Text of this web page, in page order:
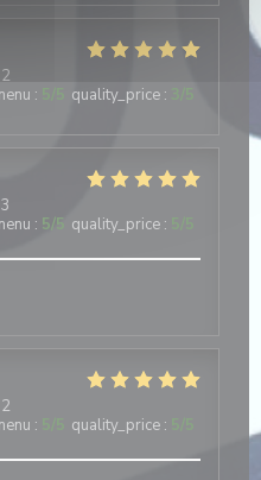
: /5 quality_price :
: 5/5 quality_price :
: quality_price :